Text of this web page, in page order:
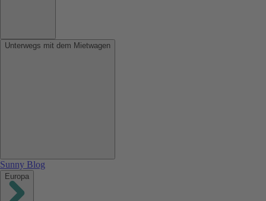
Unterwegs mit dem Mietwagen
Sunny Blog
Europa